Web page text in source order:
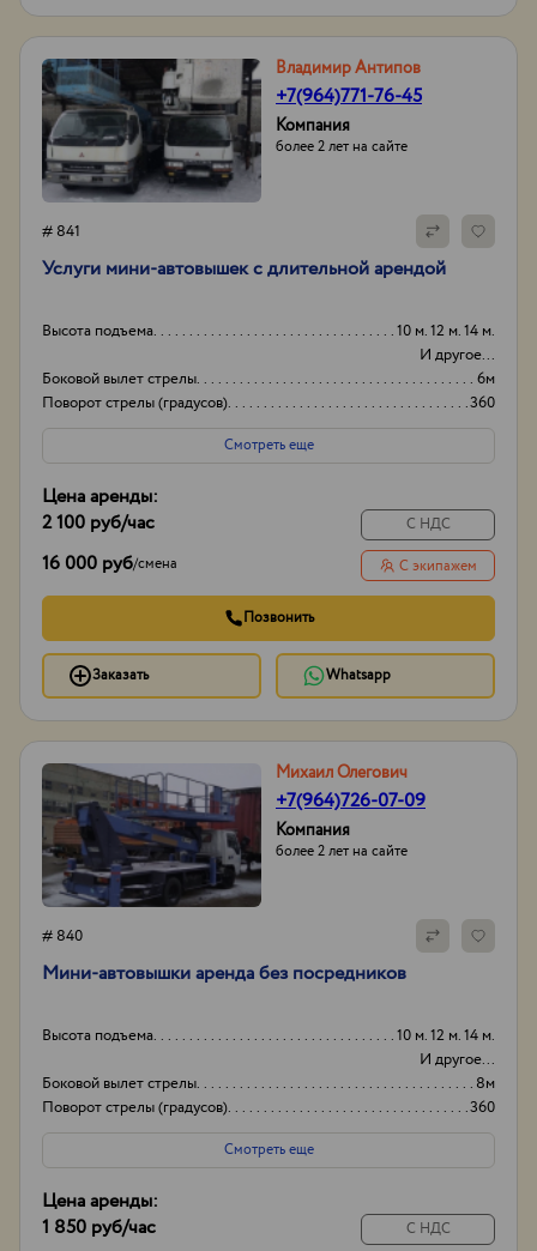
Владимир Антипов
+7(964)771-76-45
Компания
более 2 лет на сайте
# 841
Услуги мини-автовышек с длительной арендой
Высота подъема
10 м. 12 м. 14 м.
И другое...
Боковой вылет стрелы
6м
Поворот стрелы (градусов)
360
Грузоподьемность корзины:
200кг
Смотреть еще
Цена аренды:
2 100 руб/час
16 000 руб/смена
С НДС
С экипажем
Позвонить
Заказать Whatsapp
Михаил Олегович
+7(964)726-07-09
Компания
более 2 лет на сайте
# 840
Мини-автовышки аренда без посредников
Высота подъема
10 м. 12 м. 14 м.
И другое...
Боковой вылет стрелы
8м
Поворот стрелы (градусов)
360
Грузоподьемность корзины:
500
Смотреть еще
Цена аренды:
1 850 руб/час
С НДС